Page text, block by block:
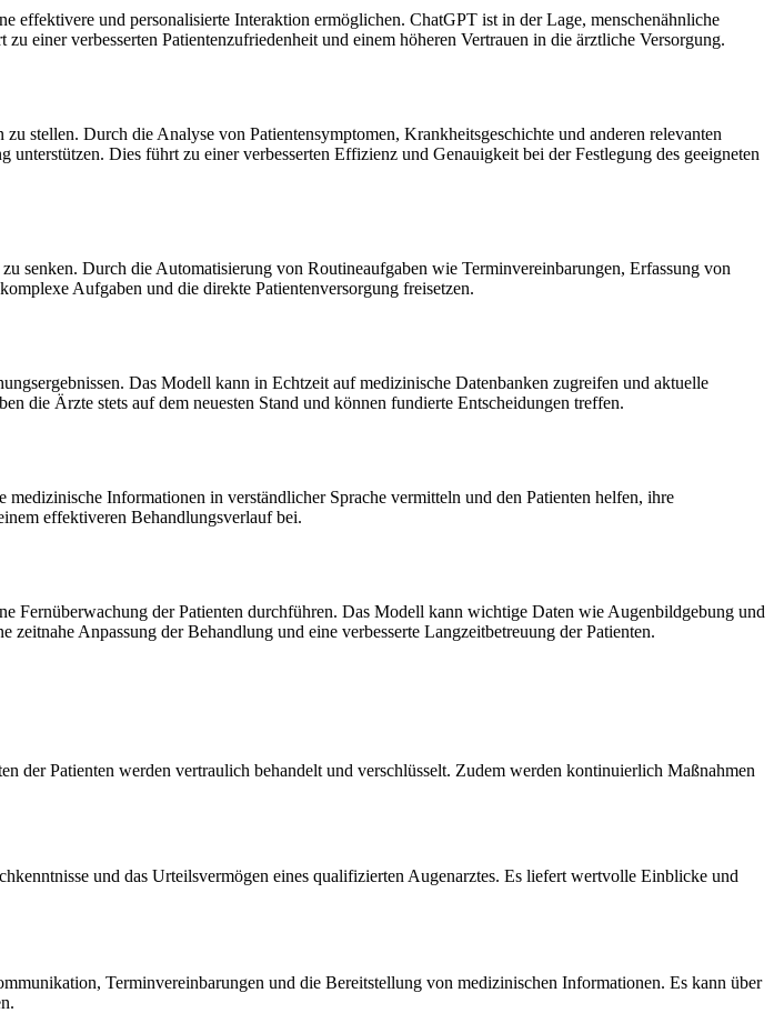
und personalisierte Interaktion ermöglichen. ChatGPT ist in der Lage, menschenähnliche
einer verbesserten Patientenzufriedenheit und einem höheren Vertrauen in die ärztliche Versorgung.
stellen. Durch die Analyse von Patientensymptomen, Krankheitsgeschichte und anderen relevanten
Dies führt zu einer verbesserten Effizienz und Genauigkeit bei der Festlegung des geeigneten
senken. Durch die Automatisierung von Routineaufgaben wie Terminvereinbarungen, Erfassung von
Aufgaben und die direkte Patientenversorgung freisetzen.
Das Modell kann in Echtzeit auf medizinische Datenbanken zugreifen und aktuelle
die Ärzte stets auf dem neuesten Stand und können fundierte Entscheidungen treffen.
Informationen in verständlicher Sprache vermitteln und den Patienten helfen, ihre
effektiveren Behandlungsverlauf bei.
der Patienten durchführen. Das Modell kann wichtige Daten wie Augenbildgebung und
Anpassung der Behandlung und eine verbesserte Langzeitbetreuung der Patienten.
der Patienten werden vertraulich behandelt und verschlüsselt. Zudem werden kontinuierlich Maßnahmen
und das Urteilsvermögen eines qualifizierten Augenarztes. Es liefert wertvolle Einblicke und
Terminvereinbarungen und die Bereitstellung von medizinischen Informationen. Es kann über